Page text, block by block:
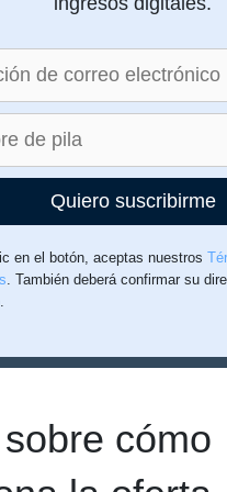
Quiero suscribirme
en el botón, aceptas nuestros
. También deberá confirmar su
cómo